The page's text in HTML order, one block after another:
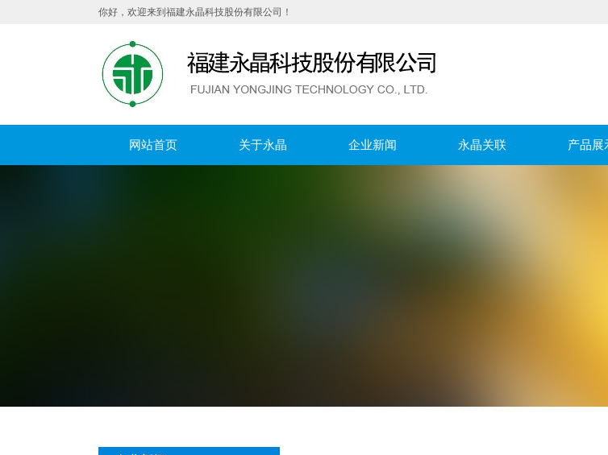
你好，欢迎来到福建永晶科技股份有限公司！
网站首页 关于永晶 企业新闻 永晶关联 产品展